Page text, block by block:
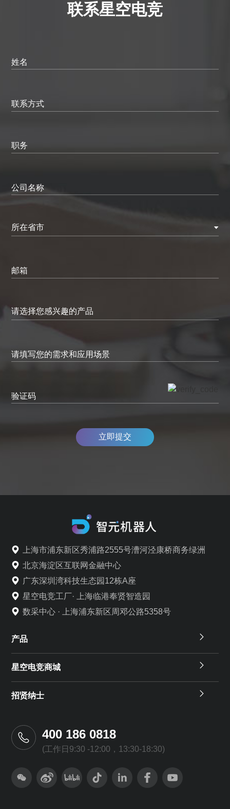
联系星空电竞
姓名
联系方式
职务
公司名称
所在省市
邮箱
请填写您的需求和应用场景
验证码
立即提交
上海市浦东新区秀浦路2555号漕河泾康桥商务绿洲
北京海淀区互联网金融中心
广东深圳湾科技生态园12栋A座
星空电竞工厂· 上海临港奉贤智造园
数采中心 · 上海浦东新区周邓公路5358号
产品
星空电竞商城
招贤纳士
400 186 0818
(工作日9:30 -12:00，13:30-18:30)